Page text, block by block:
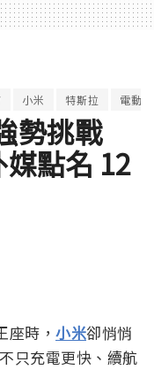
小米 特斯拉 電動車
勢挑戰
點名 12
座時， 小米卻悄悄
只充電更快、續航